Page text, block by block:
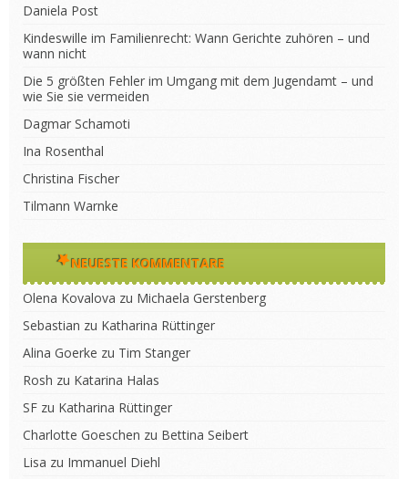
Daniela Post
Kindeswille im Familienrecht: Wann Gerichte zuhören – und
wann nicht
Die 5 größten Fehler im Umgang mit dem Jugendamt – und
wie Sie sie vermeiden
Dagmar Schamoti
Ina Rosenthal
Christina Fischer
Tilmann Warnke
NEUESTE KOMMENTARE
Olena Kovalova zu Michaela Gerstenberg
Sebastian zu Katharina Rüttinger
Alina Goerke zu Tim Stanger
Rosh zu Katarina Halas
SF zu Katharina Rüttinger
Charlotte Goeschen zu Bettina Seibert
Lisa zu Immanuel Diehl